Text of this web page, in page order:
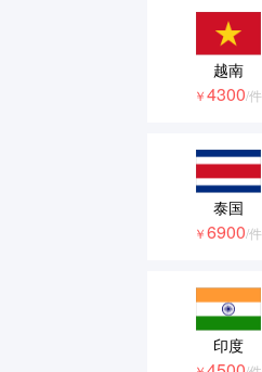
越南
￥4300/件
泰国
￥6900/件
印度